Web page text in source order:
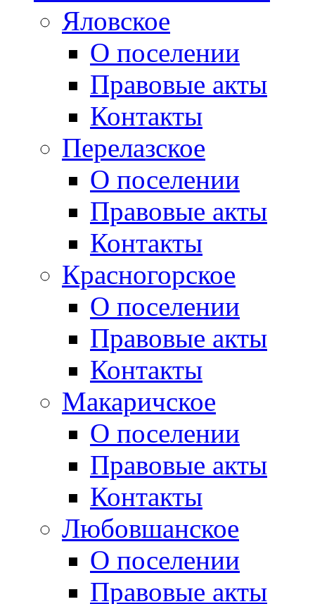
Яловское
О поселении
Правовые акты
Контакты
Перелазское
О поселении
Правовые акты
Контакты
Красногорское
О поселении
Правовые акты
Контакты
Макаричское
О поселении
Правовые акты
Контакты
Любовшанское
О поселении
Правовые акты